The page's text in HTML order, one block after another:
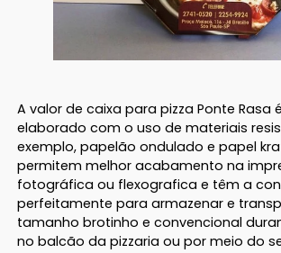
A valor de caixa para pizza Ponte Rasa
elaborado com o uso de materiais
exemplo, papelão ondulado e papel
permitem melhor acabamento na
fotográfica ou flexografica e têm a
perfeitamente para armazenar e
tamanho brotinho e convencional
no balcão da pizzaria ou por meio do